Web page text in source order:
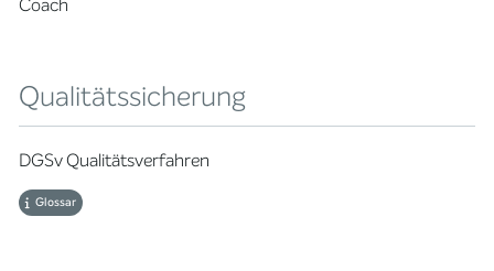
Qualitätssicherung
DGSv Qualitätsverfahren
Glossar